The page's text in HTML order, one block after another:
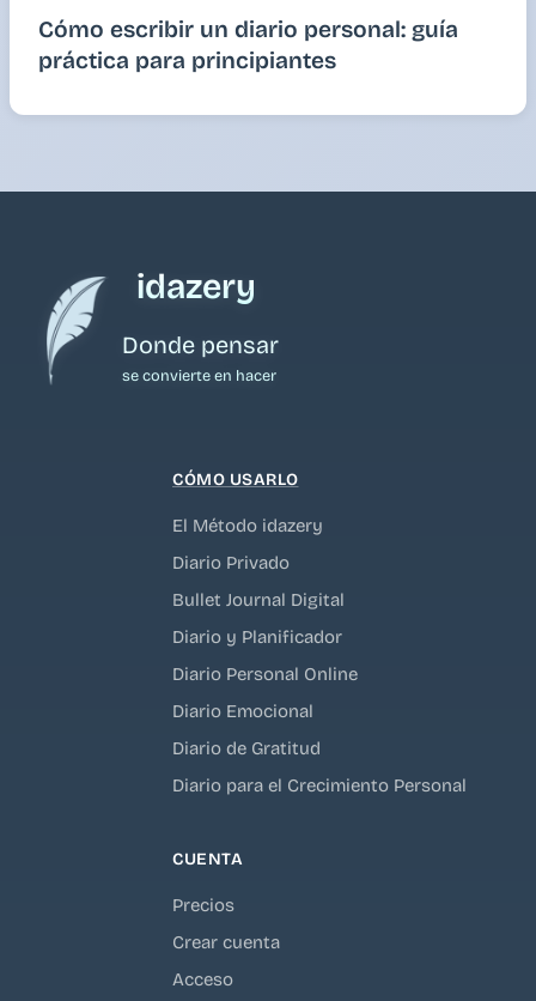
Cómo escribir un diario personal: guía
práctica para principiantes
idazery
Donde pensar
se convierte en hacer
CUENTA
Precios
Crear cuenta
Acceso
CÓMO USARLO
El Método idazery
Diario Privado
Bullet Journal Digital
Diario y Planificador
Diario Personal Online
Diario Emocional
Diario de Gratitud
Diario para el Crecimiento Personal